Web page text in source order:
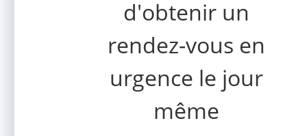
d'obtenir un
rendez-vous en
urgence le jour
même